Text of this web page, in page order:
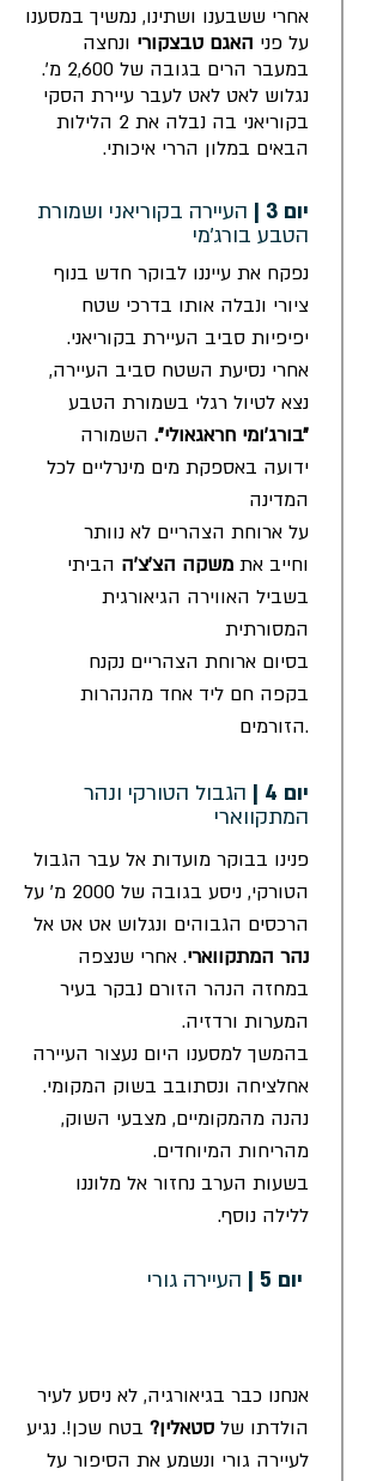
אחרי ששבענו ושתינו, נמשיך במסענו
על פני האגם טבצקורי ונחצה
במעבר הרים בגובה של 2,600 מ׳.
נגלוש לאט לאט לעבר עיירת הסקי
בקוריאני בה נבלה את 2 הלילות
הבאים במלון הררי איכותי.
נפקח את עייננו לבוקר חדש בנוף
ציורי ונבלה אותו בדרכי שטח
יפיפיות סביב העיירת בקוריאני.
אחרי נסיעת השטח סביב העיירה,
נצא לטיול רגלי בשמורת הטבע
״בורג׳ומי חראגאולי״. השמורה
ידועה באספקת מים מינרליים לכל
המדינה
וחייב את משקה הצ׳צ׳ה הביתי
בשביל האווירה הגיאורגית
המסורתית
בסיום ארוחת הצהריים נקנח
בקפה חם ליד אחד מהנהרות
הזורמים.
יום 3 |
העיירה בקוריאני ושמורת
הטבע בורג׳מי
פנינו בבוקר מועדות אל עבר הגבול
הטורקי, ניסע בגובה של 2000 מ׳ על
הרכסים הגבוהים ונגלוש אט אט אל
נהר המתקווארי. אחרי שנצפה
במחזה הנהר הזורם נבקר בעיר
המערות ורדזיה.
בהמשך למסענו היום נעצור העיירה
אחלציחה ונסתובב בשוק המקומי.
נהנה מהמקומיים, מצבעי השוק,
מהריחות המיוחדים.
בשעות הערב נחזור אל מלוננו
ללילה נוסף.
יום 4 |
הגבול הטורקי ונהר
המתקווארי
יום 5 |
אנחנו כבר בגיאורגיה, לא ניסע לעיר
הולדתו של סטאלין? בטח שכן!. נגיע
לעיירה גורי ונשמע את הסיפור על